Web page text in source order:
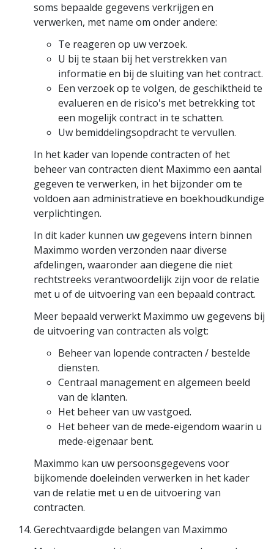
soms bepaalde gegevens verkrijgen en
verwerken, met name om onder andere:
Te reageren op uw verzoek.
U bij te staan bij het verstrekken van
informatie en bij de sluiting van het contract.
Een verzoek op te volgen, de geschiktheid te
evalueren en de risico's met betrekking tot
een mogelijk contract in te schatten.
Uw bemiddelingsopdracht te vervullen.
In het kader van lopende contracten of het
beheer van contracten dient Maximmo een aantal
gegeven te verwerken, in het bijzonder om te
voldoen aan administratieve en boekhoudkundige
verplichtingen.
In dit kader kunnen uw gegevens intern binnen
Maximmo worden verzonden naar diverse
afdelingen, waaronder aan diegene die niet
rechtstreeks verantwoordelijk zijn voor de relatie
met u of de uitvoering van een bepaald contract.
Meer bepaald verwerkt Maximmo uw gegevens bij
de uitvoering van contracten als volgt:
Beheer van lopende contracten / bestelde
diensten.
Centraal management en algemeen beeld
van de klanten.
Het beheer van uw vastgoed.
Het beheer van de mede-eigendom waarin u
mede-eigenaar bent.
Maximmo kan uw persoonsgegevens voor
bijkomende doeleinden verwerken in het kader
van de relatie met u en de uitvoering van
contracten.
Gerechtvaardigde belangen van Maximmo